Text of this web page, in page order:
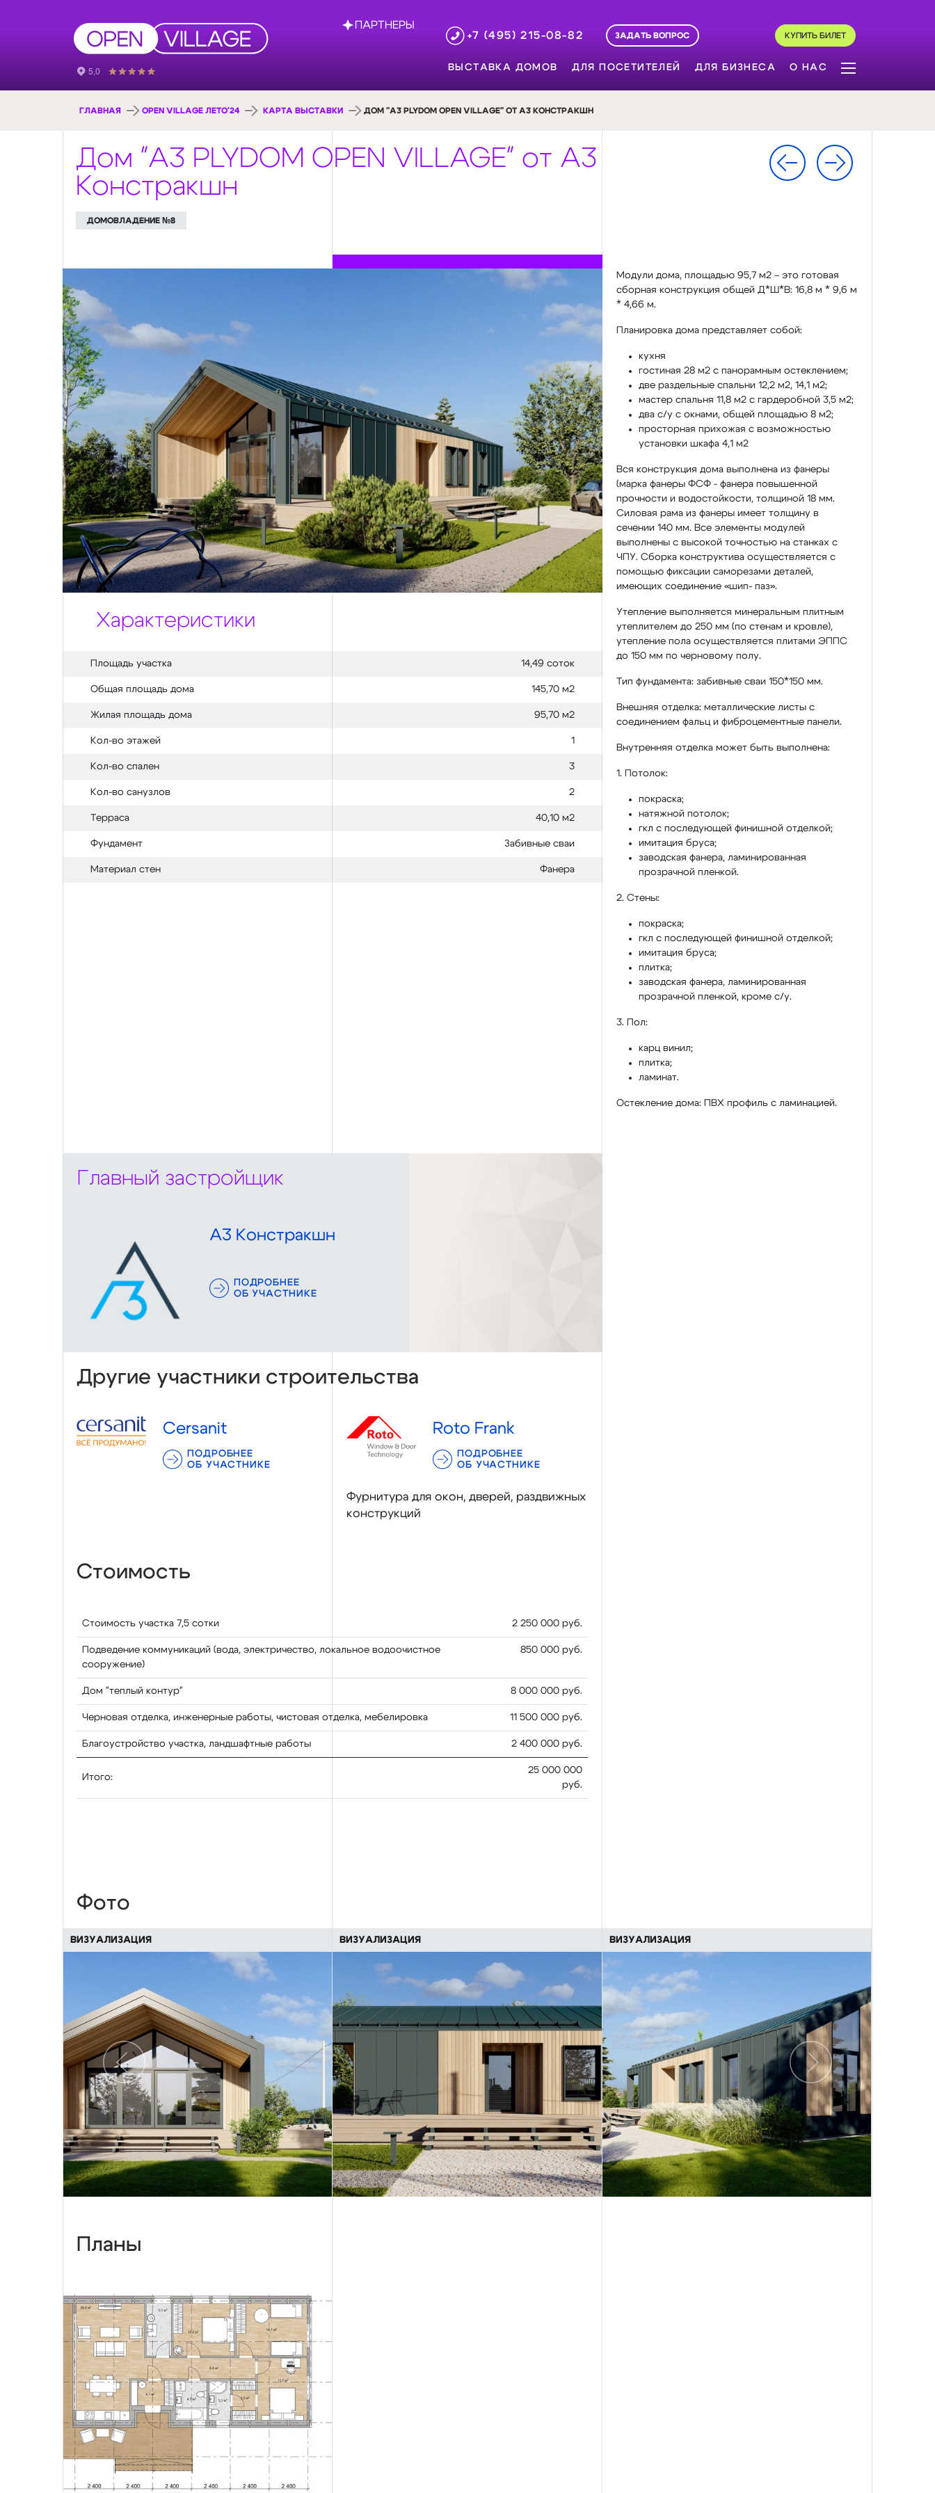
ПАРТНЕРЫ
+7 (495) 215-08-82
ЗАДАТЬ ВОПРОС КУПИТЬ БИЛЕТ
ВЫСТАВКА ДОМОВ ДЛЯ ПОСЕТИТЕЛЕЙ ДЛЯ БИЗНЕСА О НАС
ГЛАВНАЯ OPEN VILLAGE ЛЕТО'24 КАРТА ВЫСТАВКИ ДОМ "A3 PLYDOM OPEN VILLAGE" ОТ А3 КОНСТРАКШН
Дом "A3 PLYDOM OPEN VILLAGE" от А3
Констракшн
ДОМОВЛАДЕНИЕ №8
Характеристики
Площадь участка 14,49 соток
Общая площадь дома 145,70 м2
Жилая площадь дома 95,70 м2
Кол-во этажей 1
Кол-во спален 3
Кол-во санузлов 2
Терраса 40,10 м2
Фундамент Забивные сваи
Материал стен Фанера
Модули дома, площадью 95,7 м2 – это готовая
сборная конструкция общей Д*Ш*В: 16,8 м * 9,6 м
* 4,66 м.
Планировка дома представляет собой:
кухня
гостиная 28 м2 с панорамным остеклением;
две раздельные спальни 12,2 м2, 14,1 м2;
мастер спальня 11,8 м2 с гардеробной 3,5 м2;
два с/у с окнами, общей площадью 8 м2;
просторная прихожая с возможностью
установки шкафа 4,1 м2
Вся конструкция дома выполнена из фанеры
(марка фанеры ФСФ - фанера повышенной
прочности и водостойкости, толщиной 18 мм.
Силовая рама из фанеры имеет толщину в
сечении 140 мм. Все элементы модулей
выполнены с высокой точностью на станках с
ЧПУ. Сборка конструктива осуществляется с
помощью фиксации саморезами деталей,
имеющих соединение «шип- паз».
Утепление выполняется минеральным плитным
утеплителем до 250 мм (по стенам и кровле),
утепление пола осуществляется плитами ЭППС
до 150 мм по черновому полу.
Тип фундамента: забивные сваи 150*150 мм.
Внешняя отделка: металлические листы с
соединением фальц и фиброцементные панели.
Внутренняя отделка может быть выполнена:
1. Потолок:
покраска;
натяжной потолок;
гкл с последующей финишной отделкой;
имитация бруса;
заводская фанера, ламинированная
прозрачной пленкой.
2. Стены:
покраска;
гкл с последующей финишной отделкой;
имитация бруса;
плитка;
заводская фанера, ламинированная
прозрачной пленкой, кроме с/у.
3. Пол:
карц винил;
плитка;
ламинат.
Остекление дома: ПВХ профиль с ламинацией.
Главный застройщик
А3 Констракшн
ПОДРОБНЕЕ
ОБ УЧАСТНИКЕ
Другие участники строительства
Cersanit
ПОДРОБНЕЕ
ОБ УЧАСТНИКЕ
Roto Frank
ПОДРОБНЕЕ
ОБ УЧАСТНИКЕ
Фурнитура для окон, дверей, раздвижных
конструкций
Стоимость
Стоимость участка 7,5 сотки 2 250 000 руб.
Подведение коммуникаций (вода, электричество, локальное водоочистное
сооружение)
850 000 руб.
Дом "теплый контур" 8 000 000 руб.
Черновая отделка, инженерные работы, чистовая отделка, мебелировка 11 500 000 руб.
Благоустройство участка, ландшафтные работы 2 400 000 руб.
Итого:
25 000 000
руб.
Фото
ВИЗУАЛИЗАЦИЯ ВИЗУАЛИЗАЦИЯ ВИЗУАЛИЗАЦИЯ
Предыдущий Следующий
Планы